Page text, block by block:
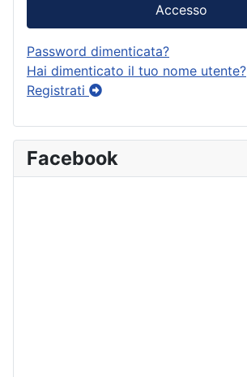
Accesso
Password dimenticata?
Hai dimenticato il tuo nome utente?
Registrati
Facebook